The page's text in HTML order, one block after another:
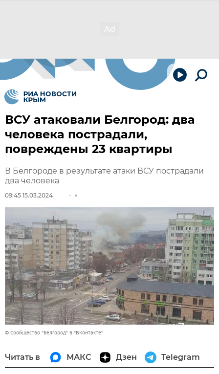
ВСУ атаковали Белгород: два
человека пострадали,
повреждены 23 квартиры
В Белгороде в результате атаки ВСУ пострадали
два человека
09:45 15.03.2024
© Сообщество "Белгород" в "ВКонтакте"
Читать в МАКС Дзен Telegram